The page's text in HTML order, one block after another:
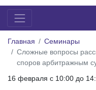
Главная
Семинары
Сложные вопросы
споров арбитражным
16 февраля c 10:00 до